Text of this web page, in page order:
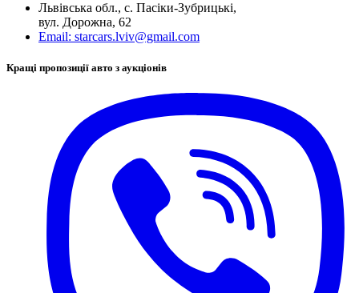
Львівська обл., с. Пасіки-Зубрицькі,
вул. Дорожна, 62
Email: starcars.lviv@gmail.com
Кращі пропозиції авто з аукціонів